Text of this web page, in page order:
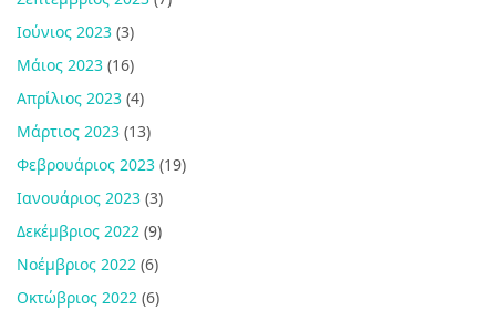
Ιούνιος 2023 (3)
Μάιος 2023 (16)
Απρίλιος 2023 (4)
Μάρτιος 2023 (13)
Φεβρουάριος 2023 (19)
Ιανουάριος 2023 (3)
Δεκέμβριος 2022 (9)
Νοέμβριος 2022 (6)
Οκτώβριος 2022 (6)